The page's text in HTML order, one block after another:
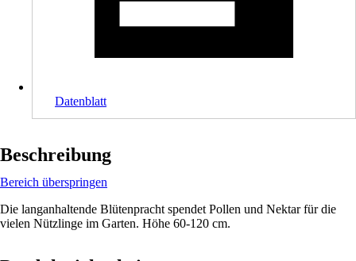
Datenblatt
Beschreibung
Bereich überspringen
Die langanhaltende Blütenpracht spendet Pollen und Nektar für die
vielen Nützlinge im Garten. Höhe 60-120 cm.